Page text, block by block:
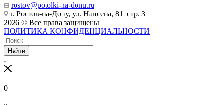
rostov@potolki-na-donu.ru
г. Ростов-на-Дону, ул. Нансена, 81, стр. 3
2026 © Все права защищены
ПОЛИТИКА КОНФИДЕНЦИАЛЬНОСТИ
Найти
0